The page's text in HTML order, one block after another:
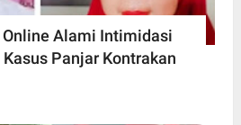
Alami Intimidasi
Panjar Kontrakan